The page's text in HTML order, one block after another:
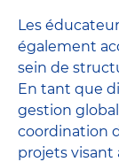
Les
également
sein de
En tant que
gestion
coordination
projets visant